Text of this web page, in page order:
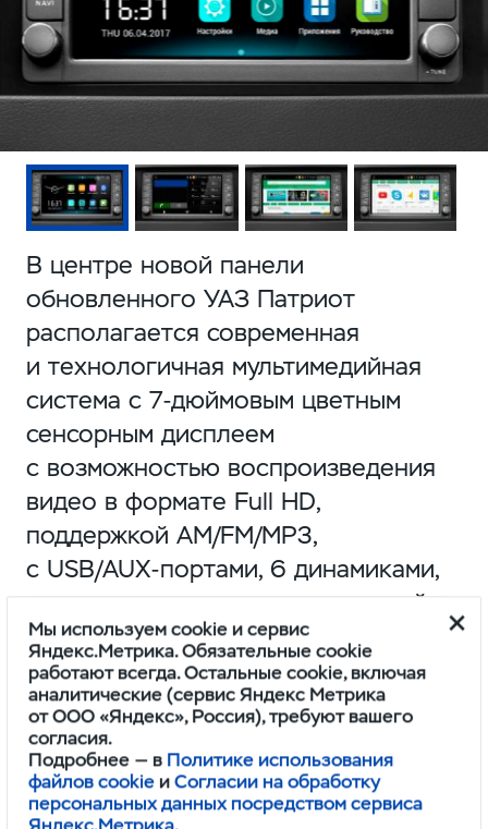
В центре новой панели
обновленного УАЗ Патриот
располагается современная
и технологичная мультимедийная
система с 7-дюймовым цветным
сенсорным дисплеем
с возможностью воспроизведения
видео в формате Full HD,
поддержкой AM/FM/MP3,
с USB/AUX-портами, 6 динамиками,
компасом, а также навигационной
системой Navitel с картами России,
Белоруссии, Казахстана и Украины.
Современная мультимедийная
система УАЗ Патриот обладает:
Мы используем cookie и сервис
Яндекс.Метрика. Обязательные cookie
работают всегда. Остальные cookie, включая
аналитические (сервис Яндекс Метрика
от ООО «Яндекс», Россия), требуют вашего
согласия.
Подробнее — в Политике использования
файлов cookie иСогласии на обработку
персональных данных посредством сервиса